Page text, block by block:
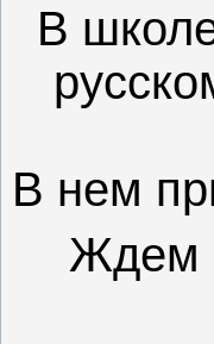
В
В нем
Ждем